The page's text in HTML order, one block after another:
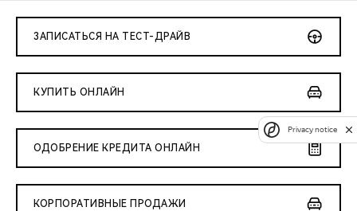
ЗАПИСАТЬСЯ НА ТЕСТ-ДРАЙВ
КУПИТЬ ОНЛАЙН
ОДОБРЕНИЕ КРЕДИТА ОНЛАЙН
КОРПОРАТИВНЫЕ ПРОДАЖИ
Privacy notice